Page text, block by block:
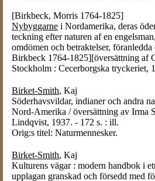
[Birkbeck, Morris 1764-1825]
Nybyggarne i Nordamerika, deras
teckning efter naturen af en
omdömen och betraktelser,
Birkbeck 1764-1825][översättning af
Stockholm : Cecerborgska tryckeriet,
Birket-Smith, Kaj
Söderhavsvildar, indianer och andra
Nord-Amerika / översättning av Irma
Lindqvist, 1937. - 172 s. : ill.
Orig:s titel: Naturmennesker.
Birket-Smith, Kaj
Kulturens vägar : modern handbok i
upplagan granskad och försedd med